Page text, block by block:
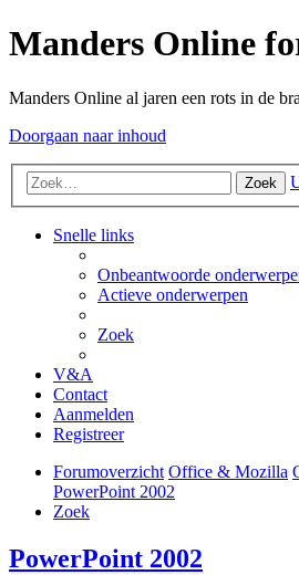
Manders Online
Manders Online al jaren een rots in de
Doorgaan naar inhoud
Zoek
Snelle links
Onbeantwoorde
Actieve onderwerpen
Zoek
V&A
Contact
Aanmelden
Registreer
Forumoverzicht Office & Mozilla
PowerPoint 2002
Zoek
PowerPoint 2002